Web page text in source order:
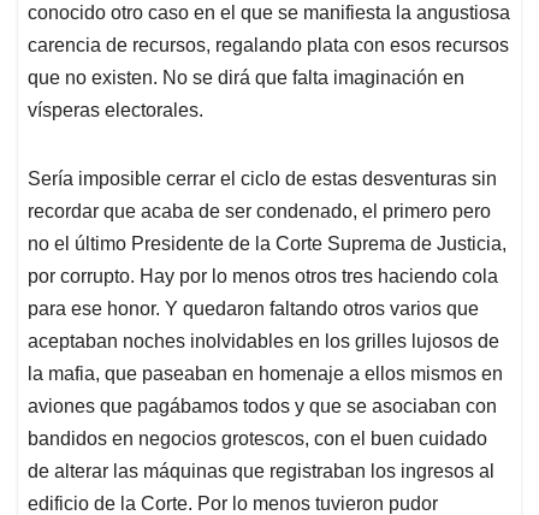
conocido otro caso en el que se manifiesta la angustiosa
carencia de recursos, regalando plata con esos recursos
que no existen. No se dirá que falta imaginación en
vísperas electorales.
Sería imposible cerrar el ciclo de estas desventuras sin
recordar que acaba de ser condenado, el primero pero
no el último Presidente de la Corte Suprema de Justicia,
por corrupto. Hay por lo menos otros tres haciendo cola
para ese honor. Y quedaron faltando otros varios que
aceptaban noches inolvidables en los grilles lujosos de
la mafia, que paseaban en homenaje a ellos mismos en
aviones que pagábamos todos y que se asociaban con
bandidos en negocios grotescos, con el buen cuidado
de alterar las máquinas que registraban los ingresos al
edificio de la Corte. Por lo menos tuvieron pudor